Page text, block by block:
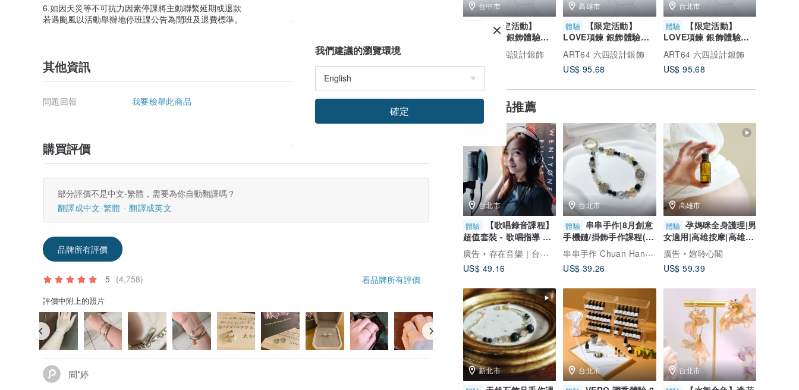
台中市
【限定活動】
LOVE項鍊 銀飾體驗課
ART64台中iFG遠雄廣
ART64 六四設計銀飾
US$ 95.68
高雄市
體驗
【限定活動】
LOVE項鍊 銀飾體驗課
ART64高雄統一時代 文
化幣
ART64 六四設計銀飾
US$ 95.68
台北市
體驗
【限定活動】
LOVE項鍊 銀飾體驗課
ART64微風南山 金工課
文化幣
ART64 六四設計銀飾
US$ 95.68
熱門商品推薦
台北市
體驗
【歌唱錄音課程】
超值套裝 - 歌唱指導 x
錄音體驗 x cover作品
廣告
存在音樂｜台北最有溫度的藝文品牌
US$ 49.16
台北市
體驗 串串手作|8月創意
手機鏈/掛飾手作課程(初
階手作課程)
串串手作 Chuan Handmade
US$ 39.26
高雄市
體驗 孕媽咪全身護理|男
女適用|高雄按摩|高雄
spa 文化幣手作
廣告
媗聆心閣
US$ 59.39
新北市 台北市 台北市
參與者應遵守活動場地規則及配合講師指示
若有違反規則或指示因造成損傷應自行負責
1.下單後會以站內信告知購買成功不寄送實體票券
欲預約體驗活動地點，將有專人與您聯繫
4. ART64設計館提供寄送統一發票單據
如需開立統編發票請於備註提供抬頭及統編資訊
5.如因非可究責ART64之因素中止活動，將不予退款
6.如因天災等不可抗力因素停課將主動聯繫延期或退款
若遇颱風以活動舉辦地停班課公告為開班及退費標準。
—— 給戀人・好友・家人・自己 ——
6.如因天災等不可抗力因素停課將主動聯繫延期或退款
若遇颱風以活動舉辦地停班課公告為開班及退費標準。
其他資訊
問題回報 我要檢舉此商品
購買評價
部分評價不是中文-繁體，需要為你自動翻譯嗎？
翻譯成中文-繁體
翻譯成英文
品牌所有評價
5 (4,758) 看品牌所有評價
評價中附上的照片
聞*婷
我們建議的瀏覽環境
確定